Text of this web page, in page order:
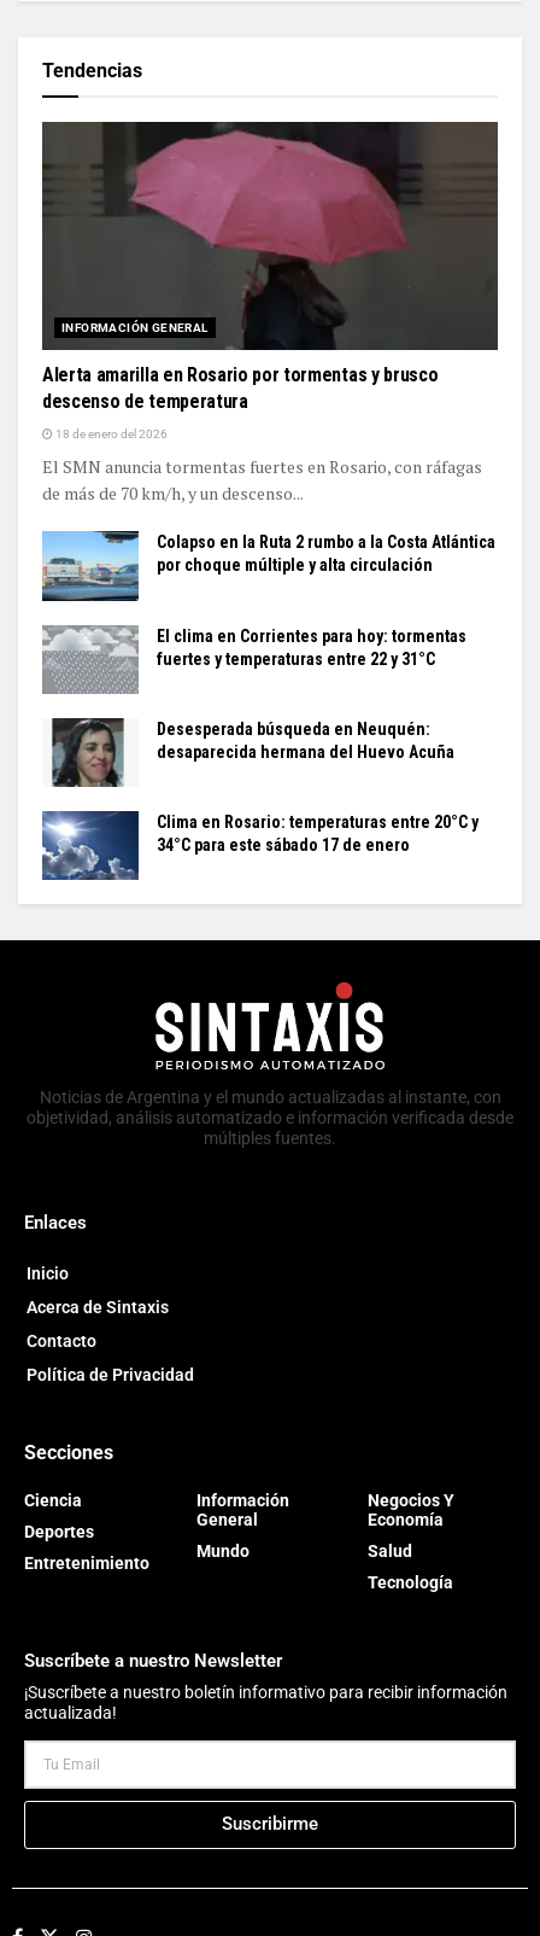
Tendencias
INFORMACIÓN GENERAL
Alerta amarilla en Rosario por tormentas y brusco
descenso de temperatura
18 de enero del 2026
El SMN anuncia tormentas fuertes en Rosario, con ráfagas
de más de 70 km/h, y un descenso...
Colapso en la Ruta 2 rumbo a la Costa Atlántica
por choque múltiple y alta circulación
El clima en Corrientes para hoy: tormentas
fuertes y temperaturas entre 22 y 31°C
Desesperada búsqueda en Neuquén:
desaparecida hermana del Huevo Acuña
Clima en Rosario: temperaturas entre 20°C y
34°C para este sábado 17 de enero
Noticias de Argentina y el mundo actualizadas al instante, con
objetividad, análisis automatizado e información verificada desde
múltiples fuentes.
Enlaces
Inicio
Acerca de Sintaxis
Contacto
Política de Privacidad
Secciones
Ciencia
Deportes
Entretenimiento
Información
General
Mundo
Negocios Y
Economía
Salud
Tecnología
Suscríbete a nuestro Newsletter
¡Suscríbete a nuestro boletín informativo para recibir información
actualizada!
Suscribirme